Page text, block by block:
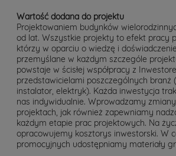
Wartość dodana do projektu
Projektowaniem budynków
od lat. Wszystkie projekty to efekt pracy
którzy w oparciu o wiedzę i
przemyślane w każdym szczególe
powstaje w ścisłej współpracy z
przedstawicielami poszczególnych branż
instalator, elektryk). Każda inwestycja
nas indywidualnie. Wprowadzamy
projektach, jak również zapewniamy
każdym etapie prac projektowych. Na
opracowujemy kosztorys inwestorski. W
promocyjnych udostępniamy materiały